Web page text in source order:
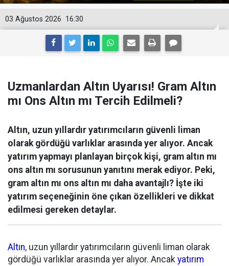
16:30
03 Ağustos 2026
Uzmanlardan Altın Uyarısı! Gram Altın
mı Ons Altın mı Tercih Edilmeli?
Altın, uzun yıllardır yatırımcıların güvenli liman
olarak gördüğü varlıklar arasında yer alıyor. Ancak
yatırım yapmayı planlayan birçok kişi, gram altın mı
ons altın mı sorusunun yanıtını merak ediyor. Peki,
gram altın mı ons altın mı daha avantajlı? İşte iki
yatırım seçeneğinin öne çıkan özellikleri ve dikkat
edilmesi gereken detaylar.
Altın, uzun yıllardır yatırımcıların güvenli liman olarak
gördüğü varlıklar arasında yer alıyor. Ancak yatırım